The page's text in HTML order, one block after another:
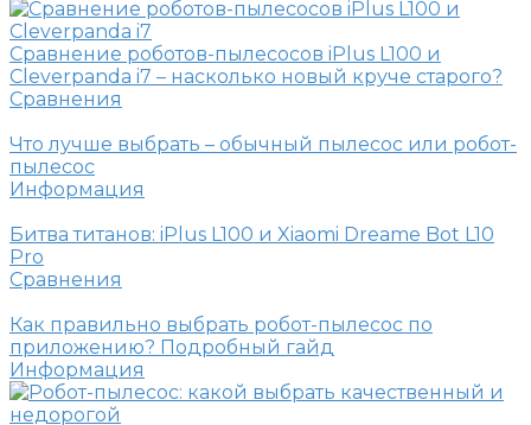
Сравнение роботов-пылесосов iPlus L100 и
Cleverpanda i7 – насколько новый круче старого?
Сравнения
Что лучше выбрать – обычный пылесос или робот-
пылесос
Информация
Битва титанов: iPlus L100 и Xiaomi Dreame Bot L10
Pro
Сравнения
Как правильно выбрать робот-пылесос по
приложению? Подробный гайд
Информация